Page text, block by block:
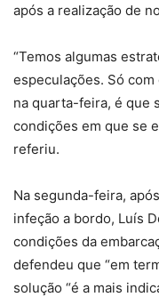
após a realização de
“Temos algumas
especulações. Só
na quarta-feira, é que
condições em que se
referiu.
Na segunda-feira,
infeção a bordo, Luís
condições da
defendeu que “em
solução “é a mais